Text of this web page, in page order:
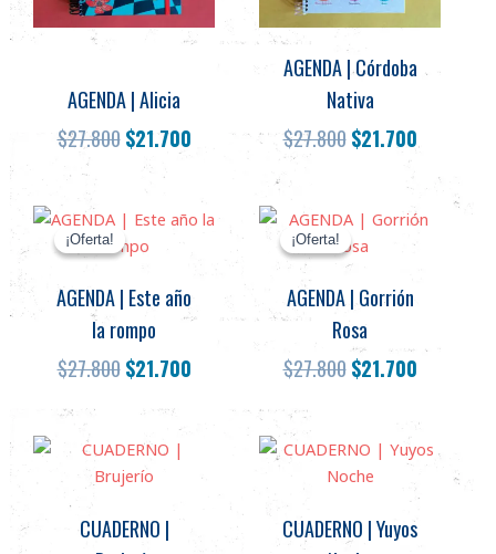
AGENDA | Alicia
$27.800 $21.700
opciones
elegir
en
la
página
producto
AGENDA | Córdoba
Nativa
$27.800 $21.700
opciones
pueden
elegir
en
la
producto
¡Oferta!
¡Oferta!
AGENDA | Este año
la rompo
$27.800
El
precio
era:
$27.800.
$21.700
El
actual
es:
$21.700.
Este
producto
múltiples
variantes.
opciones
elegir
en
página
¡Oferta!
¡Oferta!
AGENDA | Gorrión
Rosa
$27.800
El
precio
original
era:
$27.800.
$21.700
El
Este
producto
tiene
múltiples
variantes.
Las
opciones
elegir
en
página
CUADERNO |
Este
producto
múltiples
CUADERNO | Yuyos
Este
producto
múltiples